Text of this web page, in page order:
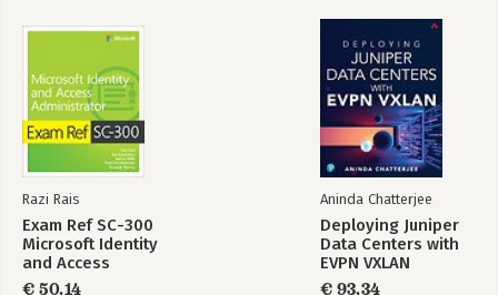
Razi Rais
Exam Ref SC-300
Microsoft Identity
and Access
Administrator
€ 50,14
Aninda Chatterjee
Deploying Juniper
Data Centers with
EVPN VXLAN
€ 93,34